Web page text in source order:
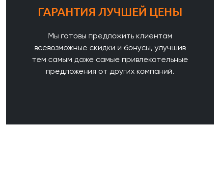
ГАРАНТИЯ ЛУЧШЕЙ ЦЕНЫ
Мы готовы предложить клиентам
всевозможные скидки и бонусы, улучшив
тем самым даже самые привлекательные
предложения от других компаний.